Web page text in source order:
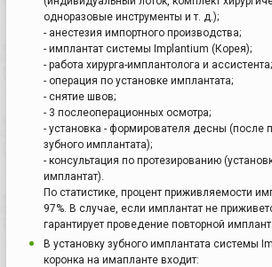
одноразовые инструменты и т. д.);
- анестезия импортного производства;
- имплантат системы Implantium (Корея);
- работа хирурга-имплантолога и ассистента;
- операция по установке имплантата;
- снятие швов;
- 3 послеоперационных осмотра;
- установка - формирователя десны (после
зубного имплантата);
- консультация по протезированию
имплантат).
По статистике, процент приживляемости
97%. В случае, если имплантат не
гарантирует проведение повторной
В установку зубного имплантата системы
коронка на имапланте входит: